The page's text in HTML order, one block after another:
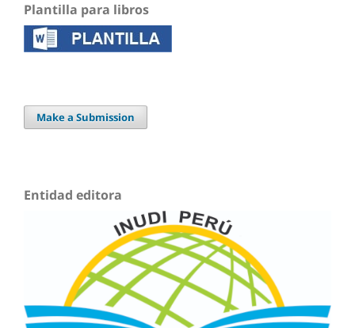
Plantilla para libros
Make a Submission
Entidad editora